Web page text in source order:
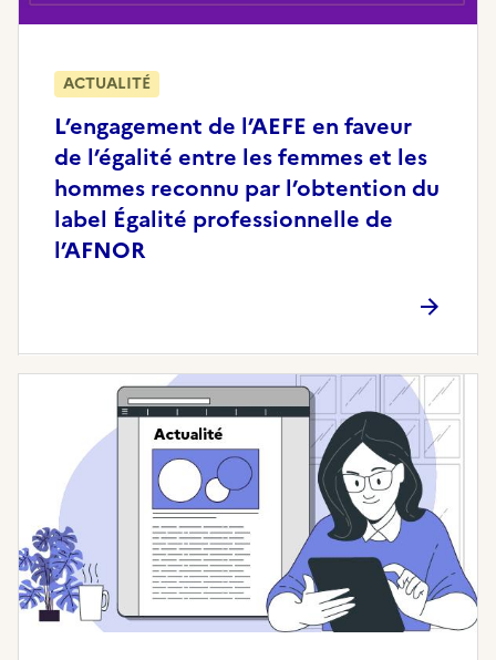
L’engagement de l’AEFE en faveur
de l’égalité entre les femmes et les
hommes reconnu par l’obtention du
label Égalité professionnelle de
l’AFNOR
ACTUALITÉ